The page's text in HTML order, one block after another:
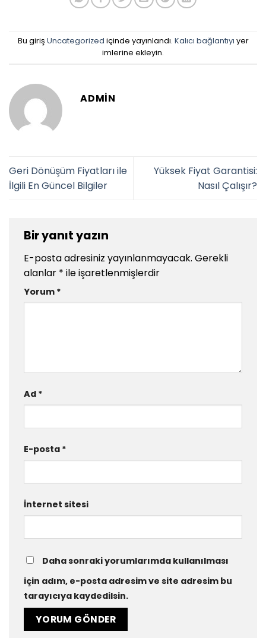
Bu giriş Uncategorized içinde yayınlandı. Kalıcı bağlantıyı yer
imlerine ekleyin.
ADMIN
Geri Dönüşüm Fiyatları ile
İlgili En Güncel Bilgiler
Yüksek Fiyat Garantisi:
Nasıl Çalışır?
Bir yanıt yazın
E-posta adresiniz yayınlanmayacak. Gerekli
alanlar * ile işaretlenmişlerdir
Yorum *
Ad *
E-posta *
İnternet sitesi
Daha sonraki yorumlarımda kullanılması
için adım, e-posta adresim ve site adresim bu
tarayıcıya kaydedilsin.